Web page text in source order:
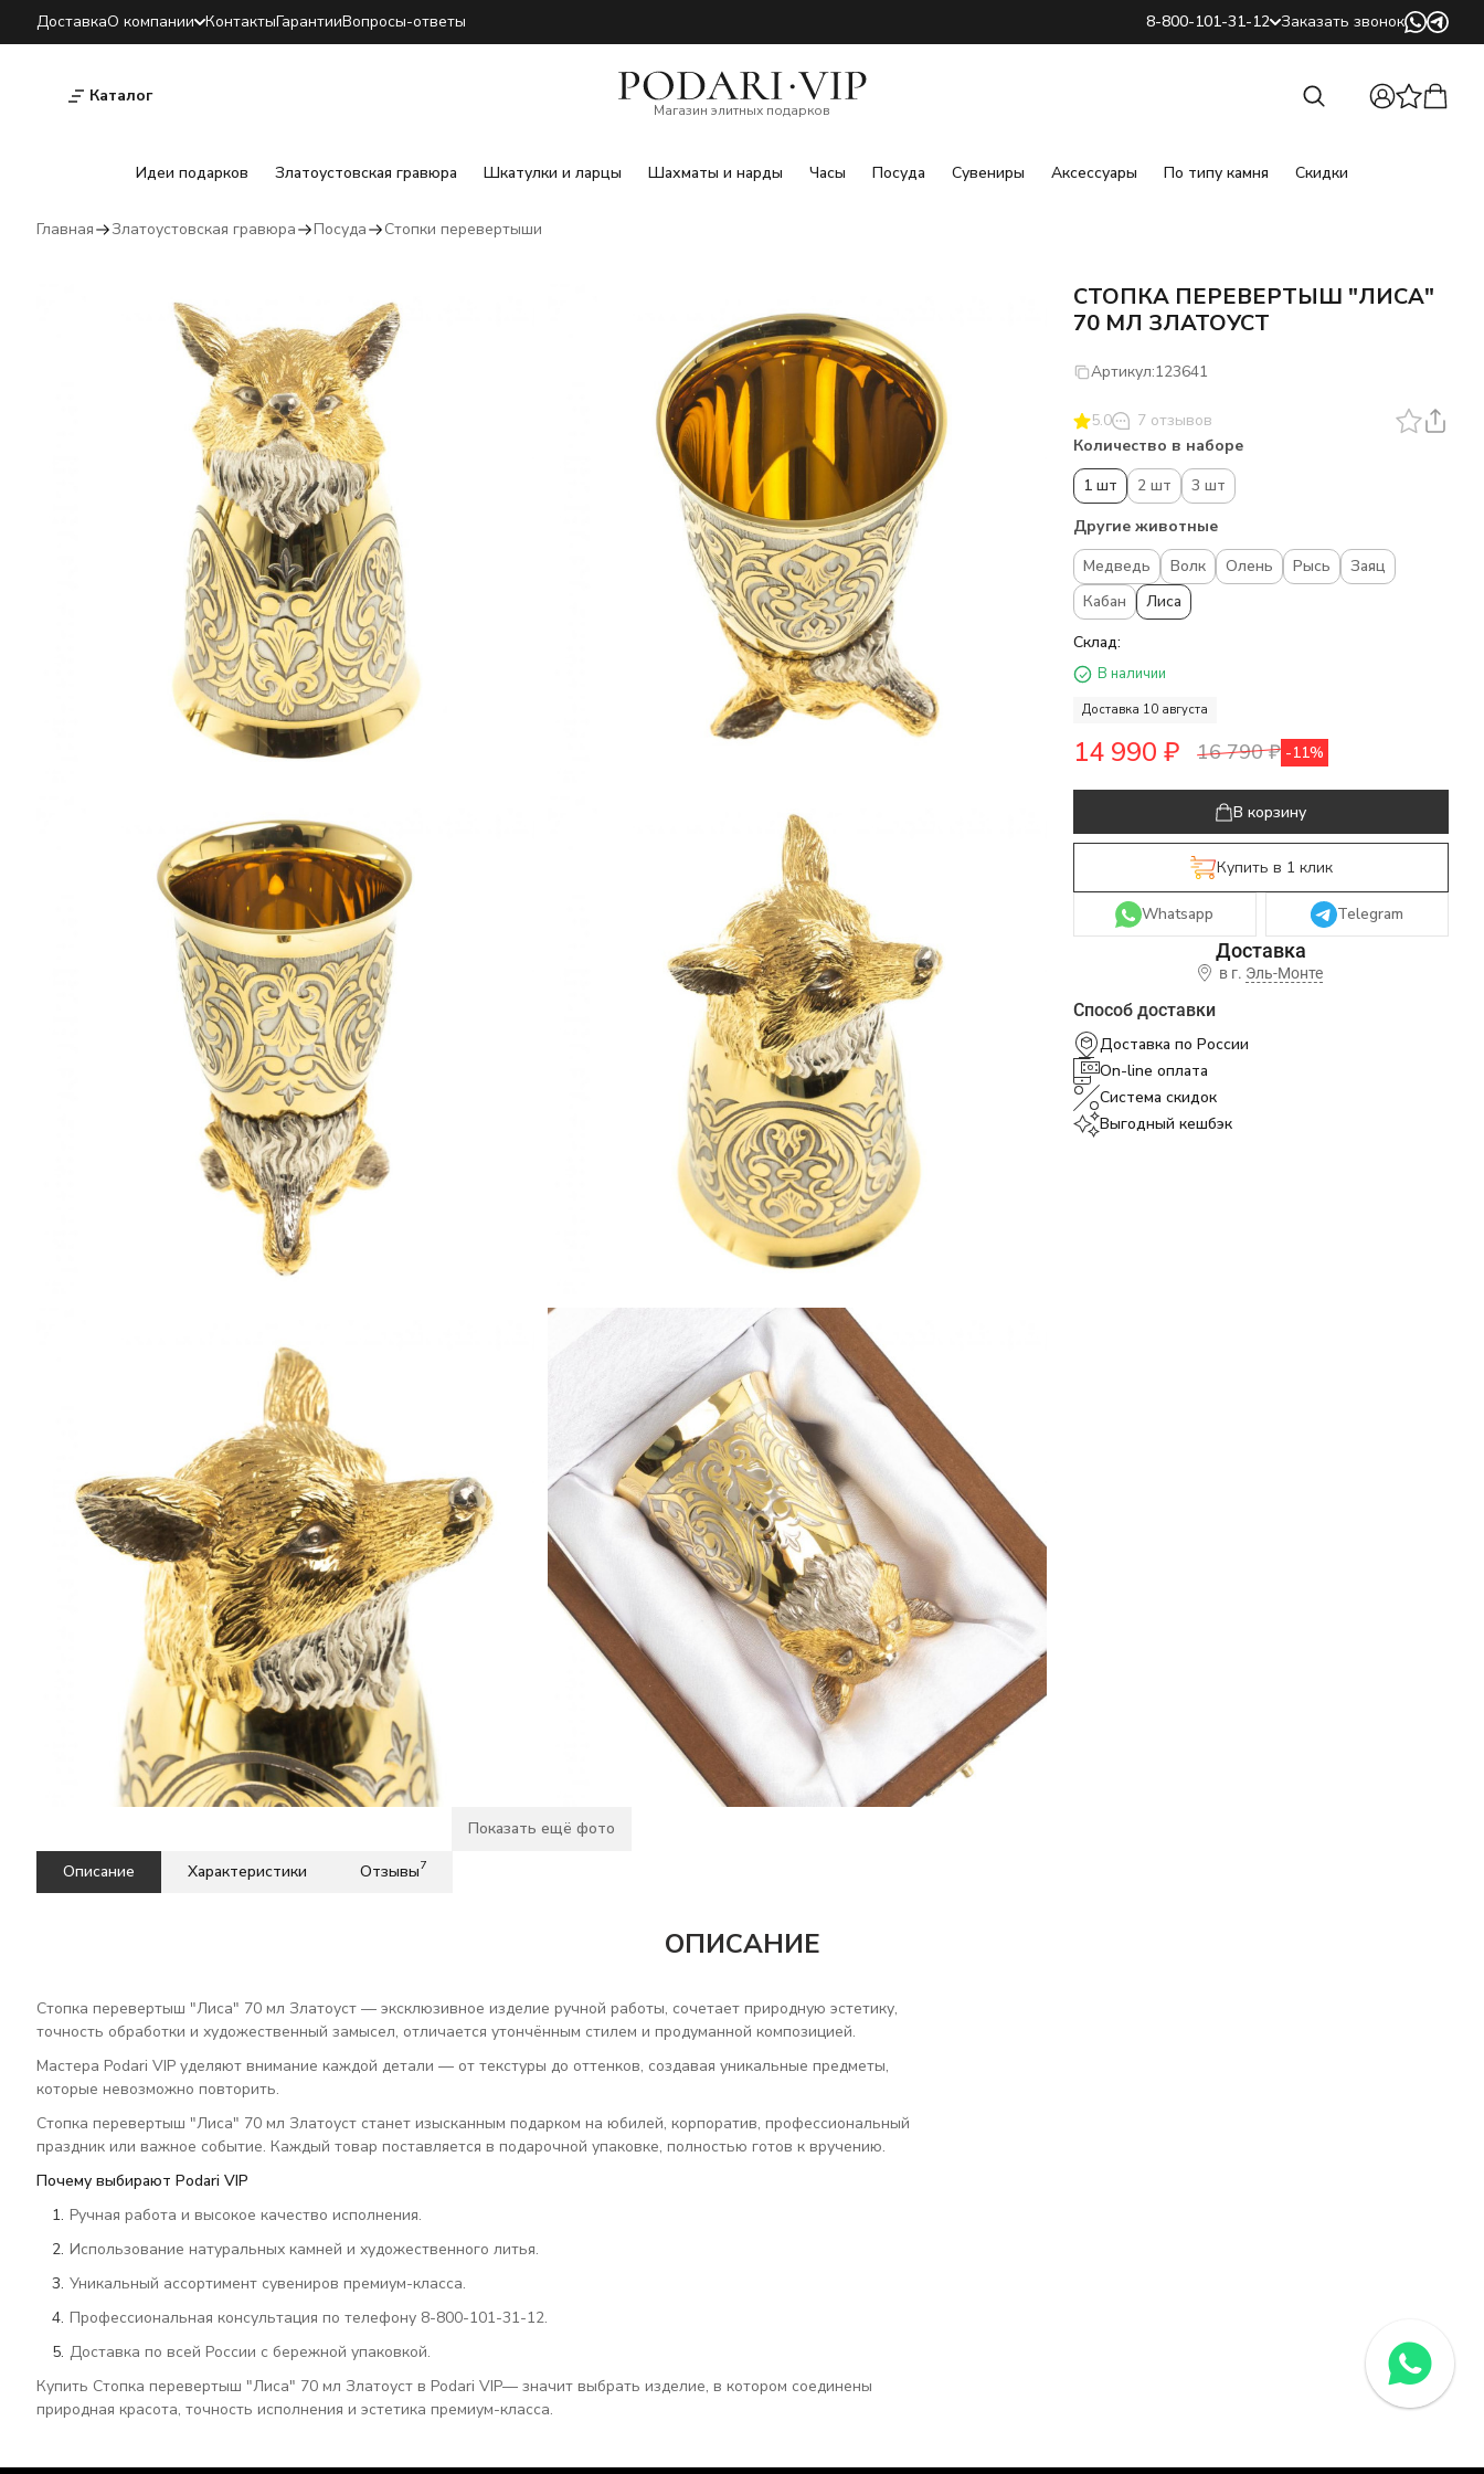
ДоставкаО компании КонтактыГарантииВопросы-ответы 8-800-101-31-12 Заказать звонок
Каталог
Магазин элитных подарков
Идеи подарков Златоустовская гравюра Шкатулки и ларцы Шахматы и нарды Часы Посуда Сувениры Аксессуары По типу камня Скидки
Найти
Главная Златоустовская гравюра Посуда Стопки перевертыши
Показать ещё фото
СТОПКА ПЕРЕВЕРТЫШ "ЛИСА"
70 МЛ ЗЛАТОУСТ
Артикул:123641
5.0
7 отзывов
Количество в наборе
1 шт
2 шт
3 шт
Другие животные
Медведь
Волк Олень Рысь
Заяц
Кабан
Лиса
Склад:
В наличии
Доставка 10 августа
14 990 ₽ 16 790₽ -11%
В корзину
Купить в 1 клик
Whatsapp Telegram
в г. Эль-Монте
Способ доставки
Доставка по России
On-line оплата
Система скидок
Выгодный кешбэк
Описание Характеристики Отзывы7
ОПИСАНИЕ
Стопка перевертыш "Лиса" 70 мл Златоуст — эксклюзивное изделие ручной работы, сочетает природную эстетику,
точность обработки и художественный замысел, отличается утончённым стилем и продуманной композицией.
Мастера Podari VIP уделяют внимание каждой детали — от текстуры до оттенков, создавая уникальные предметы,
которые невозможно повторить.
Стопка перевертыш "Лиса" 70 мл Златоуст станет изысканным подарком на юбилей, корпоратив, профессиональный
праздник или важное событие. Каждый товар поставляется в подарочной упаковке, полностью готов к вручению.
Почему выбирают Podari VIP
Ручная работа и высокое качество исполнения.
Использование натуральных камней и художественного литья.
Уникальный ассортимент сувениров премиум-класса.
Профессиональная консультация по телефону 8-800-101-31-12.
Доставка по всей России с бережной упаковкой.
Купить Стопка перевертыш "Лиса" 70 мл Златоуст в Podari VIP— значит выбрать изделие, в котором соединены
природная красота, точность исполнения и эстетика премиум-класса.